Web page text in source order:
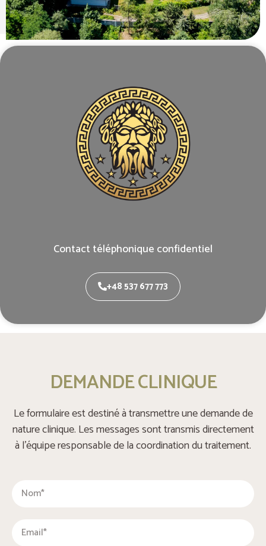
Contact téléphonique confidentiel
+48 537 677 773
DEMANDE CLINIQUE
Le formulaire est destiné à transmettre une demande de
nature clinique. Les messages sont transmis directement
à l’équipe responsable de la coordination du traitement.